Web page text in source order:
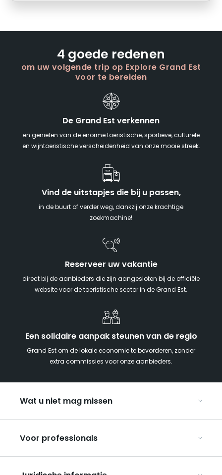
4 goede redenen
om uw volgende trip op Explore Grand Est
voor te bereiden
De Grand Est verkennen
en genieten van de enorme toeristische, sportieve, culturele
en wijntoeristische verscheidenheid van onze mooie streek.
Vind de uitstapjes die bij u passen,
in de buurt of verder weg, dankzij onze krachtige
zoekmachine!
Reserveer uw vakantie
direct bij de aanbieders die zijn aangesloten bij de officiële
website voor de toeristische sector in de Grand Est.
Een solidaire aanpak steunen van de regio
Grand Est om de lokale economie te bevorderen, zonder
extra commissies voor onze aanbieders.
Wat u niet mag missen
Met z’n tweeën
Kerst in Oost-Frankrijk
De Route des Vins d’Alsace
Voor professionals